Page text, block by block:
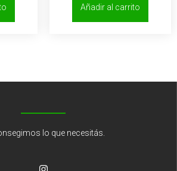
Añadir al carrito
lo que necesitás.